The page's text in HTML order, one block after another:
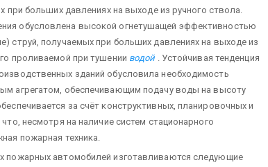
больших давлениях на выходе из ручного ствола.
обусловлена высокой огнетушащей эффективностью
струй, получаемых при больших давлениях на выходе из
проливаемой при тушении водой. Устойчивая тенденция
зданий обусловила необходимость
агрегатом, обеспечивающим подачу воды на высоту
за счёт конструктивных, планировочных и
несмотря на наличие систем стационарного
пожарная техника.
пожарных автомобилей изготавливаются следующие